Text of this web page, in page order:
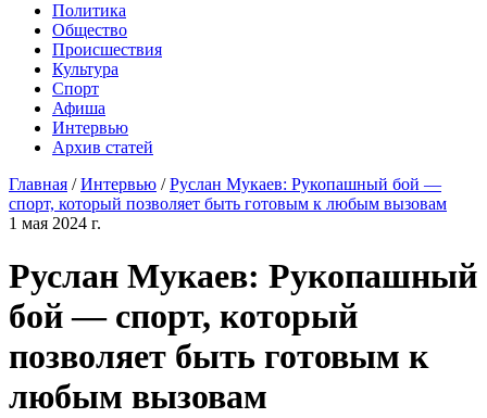
Политика
Общество
Проиcшествия
Культура
Спорт
Афиша
Интервью
Архив статей
Главная /Интервью /Руслан Мукаев: Рукопашный бой —
спорт, который позволяет быть готовым к любым вызовам
1 мая 2024 г.
Руслан Мукаев: Рукопашный
бой — спорт, который
позволяет быть готовым к
любым вызовам